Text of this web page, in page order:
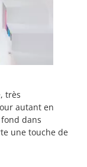
très
autant en
dans
une touche de